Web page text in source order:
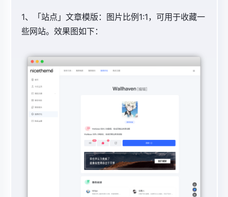
1、「站点」文章模版： 图片比例1:1，可用于收藏一
些网站。效果图如下：